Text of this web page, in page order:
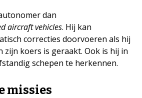
dan
aircraft vehicles. Hij kan
correcties doorvoeren als hij
zijn koers is geraakt. Ook is hij in
schepen te herkennen.
missies